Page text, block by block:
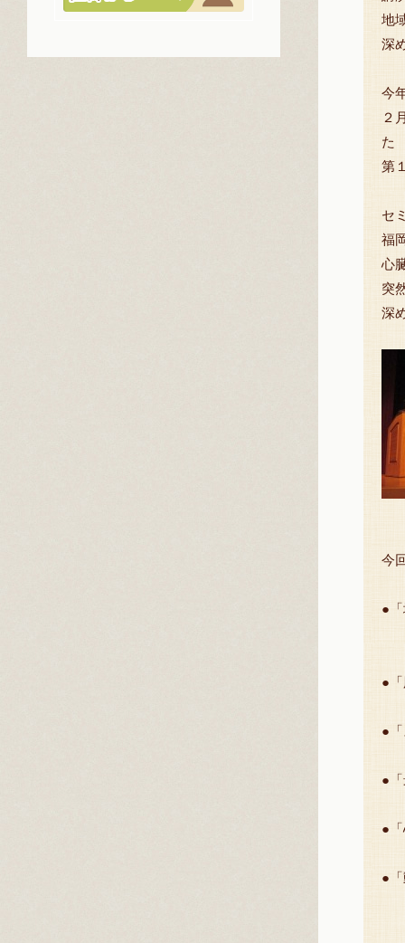
地
深
今
２
た
第
セ
福
心
突
深
今
●
●
●
●
●
●